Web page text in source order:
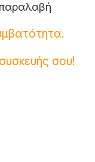
σου!